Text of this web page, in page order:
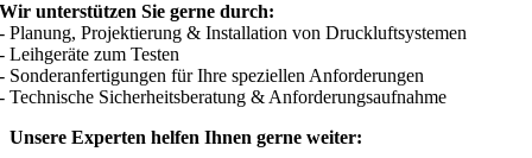
Wir unterstützen Sie gerne durch:
- Planung, Projektierung & Installation von Druckluftsystemen
- Leihgeräte zum Testen
- Sonderanfertigungen für Ihre speziellen Anforderungen
- Technische Sicherheitsberatung & Anforderungsaufnahme
Unsere Experten helfen Ihnen gerne weiter: